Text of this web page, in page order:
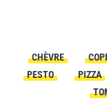
CHÈVRE
PESTO
PIZZA